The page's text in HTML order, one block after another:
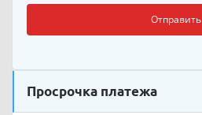
Отправить
Просрочка платежа